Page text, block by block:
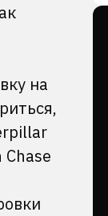
на